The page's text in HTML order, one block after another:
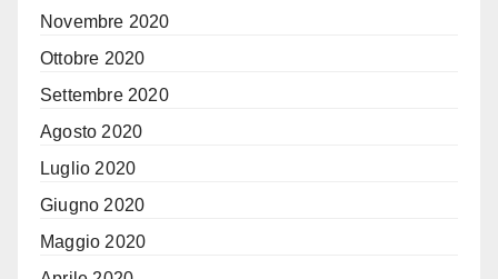
Novembre 2020
Ottobre 2020
Settembre 2020
Agosto 2020
Luglio 2020
Giugno 2020
Maggio 2020